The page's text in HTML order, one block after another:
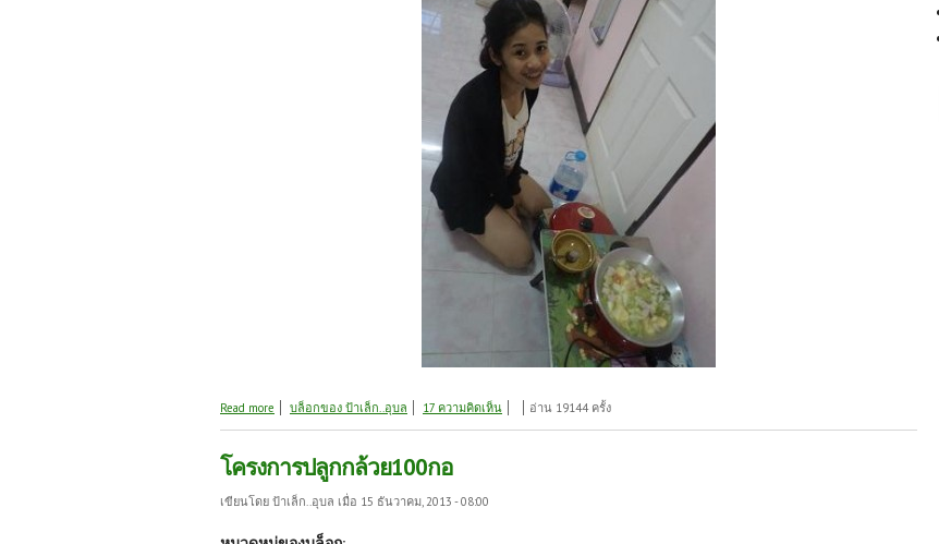
Read more about มีวันหยุดก็ได้ผ่อนคลาย
บล็อกของ ป้าเล็ก..อุบล 17 ความคิดเห็น อ่าน 19144 ครั้ง
โครงการปลูกกล้วย100กอ
เขียนโดย ป้าเล็ก..อุบล เมื่อ 15 ธันวาคม, 2013 - 08:00